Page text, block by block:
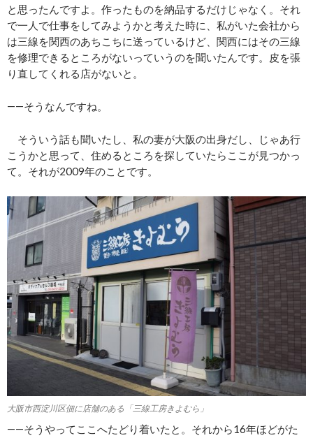
と思ったんですよ。作ったものを納品するだけじゃなく。それ
で一人で仕事をしてみようかと考えた時に、私がいた会社から
は三線を関西のあちこちに送っているけど、関西にはその三線
を修理できるところがないっていうのを聞いたんです。皮を張
り直してくれる店がないと。
――そうなんですね。
そういう話も聞いたし、私の妻が大阪の出身だし、じゃあ行
こうかと思って、住めるところを探していたらここが見つかっ
て。それが2009年のことです。
大阪市西淀川区佃に店舗のある「三線工房きよむら」
――そうやってここへたどり着いたと。それから16年ほどがた